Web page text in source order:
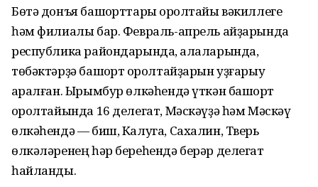
Бөтә донъя башҡорттары ҡоролтайы вәкиллеге
һәм филиалы бар. Февраль-апрель айҙарында
республика райондарында, ҡалаларында,
төбәктәрҙә башҡорт ҡоролтайҙарын уҙғарыу
ҡаралған. Ырымбур өлкәһендә үткән башҡорт
ҡоролтайында 16 делегат, Мәскәүҙә һәм Мәскәү
өлкәһендә — биш, Калуга, Сахалин, Тверь
өлкәләренең һәр береһендә берәр делегат
һайланды.